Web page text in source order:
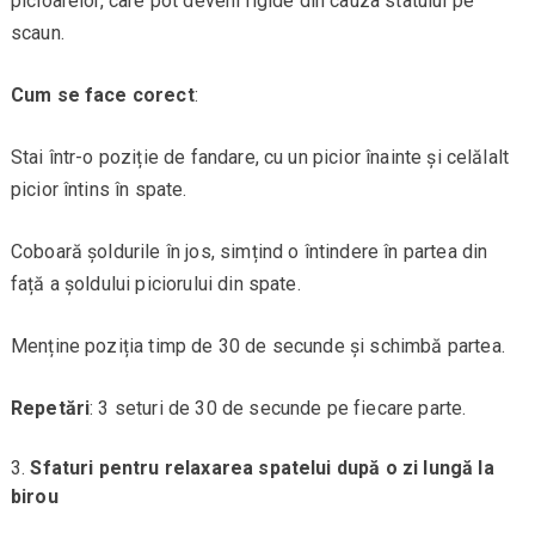
scaun.
Cum se face corect:
Stai într-o poziție de fandare, cu un picior înainte și celălalt
picior întins în spate.
Coboară șoldurile în jos, simțind o întindere în partea din
față a șoldului piciorului din spate.
Menține poziția timp de 30 de secunde și schimbă partea.
Repetări: 3 seturi de 30 de secunde pe fiecare parte.
Sfaturi pentru relaxarea spatelui după o zi lungă la
birou